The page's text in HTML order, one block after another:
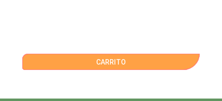
CARRITO